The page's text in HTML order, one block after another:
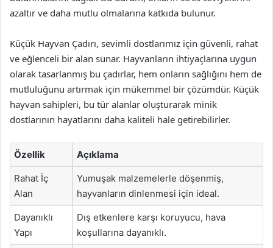
azaltır ve daha mutlu olmalarına katkıda bulunur.
Küçük Hayvan Çadırı, sevimli dostlarımız için güvenli, rahat
ve eğlenceli bir alan sunar. Hayvanların ihtiyaçlarına uygun
olarak tasarlanmış bu çadırlar, hem onların sağlığını hem de
mutluluğunu artırmak için mükemmel bir çözümdür. Küçük
hayvan sahipleri, bu tür alanlar oluşturarak minik
dostlarının hayatlarını daha kaliteli hale getirebilirler.
Özellik Açıklama
Rahat İç
Alan
Yumuşak malzemelerle döşenmiş,
hayvanların dinlenmesi için ideal.
Dayanıklı
Yapı
Dış etkenlere karşı koruyucu, hava
koşullarına dayanıklı.